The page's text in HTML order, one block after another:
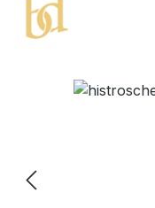
Bildergalerie